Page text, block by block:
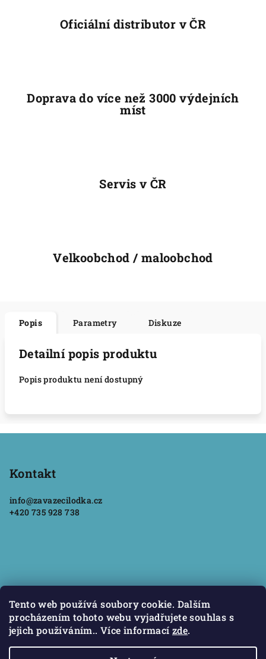
Tento web používá soubory cookie. Dalším
procházením tohoto webu vyjadřujete souhlas s
jejich používáním.. Více informací zde.
Oficiální distributor v ČR
Doprava do více než 3000 výdejních
míst
Servis v ČR
Velkoobchod / maloobchod
Popis Parametry Diskuze
Detailní popis produktu
Popis produktu není dostupný
Kontakt
info@zavazecilodka.cz
+420 735 928 738
Jak nakupovat
Podmínky ochrany osobních údajů
Obchodní podmínky